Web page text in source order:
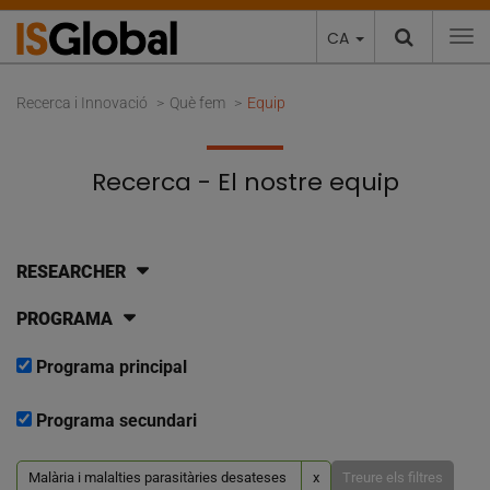
CA
Recerca i Innovació Què fem Equip
Recerca - El nostre equip
RESEARCHER
PROGRAMA
Programa principal
Programa secundari
Malària i malalties parasitàries desateses x Treure els filtres